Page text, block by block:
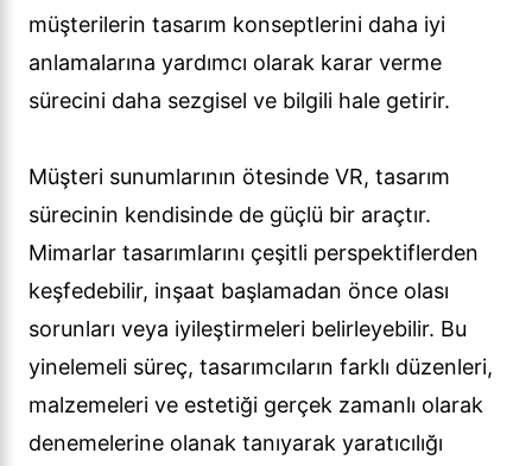
müşterilerin tasarım konseptlerini daha iyi
anlamalarına yardımcı olarak karar verme
sürecini daha sezgisel ve bilgili hale getirir.
Müşteri sunumlarının ötesinde VR, tasarım
sürecinin kendisinde de güçlü bir araçtır.
Mimarlar tasarımlarını çeşitli perspektiflerden
keşfedebilir, inşaat başlamadan önce olası
sorunları veya iyileştirmeleri belirleyebilir. Bu
yinelemeli süreç, tasarımcıların farklı düzenleri,
malzemeleri ve estetiği gerçek zamanlı olarak
denemelerine olanak tanıyarak yaratıcılığı